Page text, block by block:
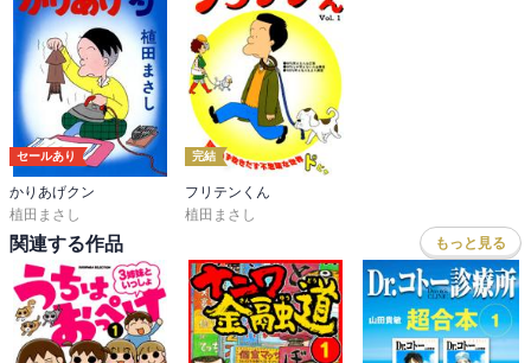
セールあり
かりあげクン
植田まさし
完結
フリテンくん
植田まさし
関連する作品 もっと見る